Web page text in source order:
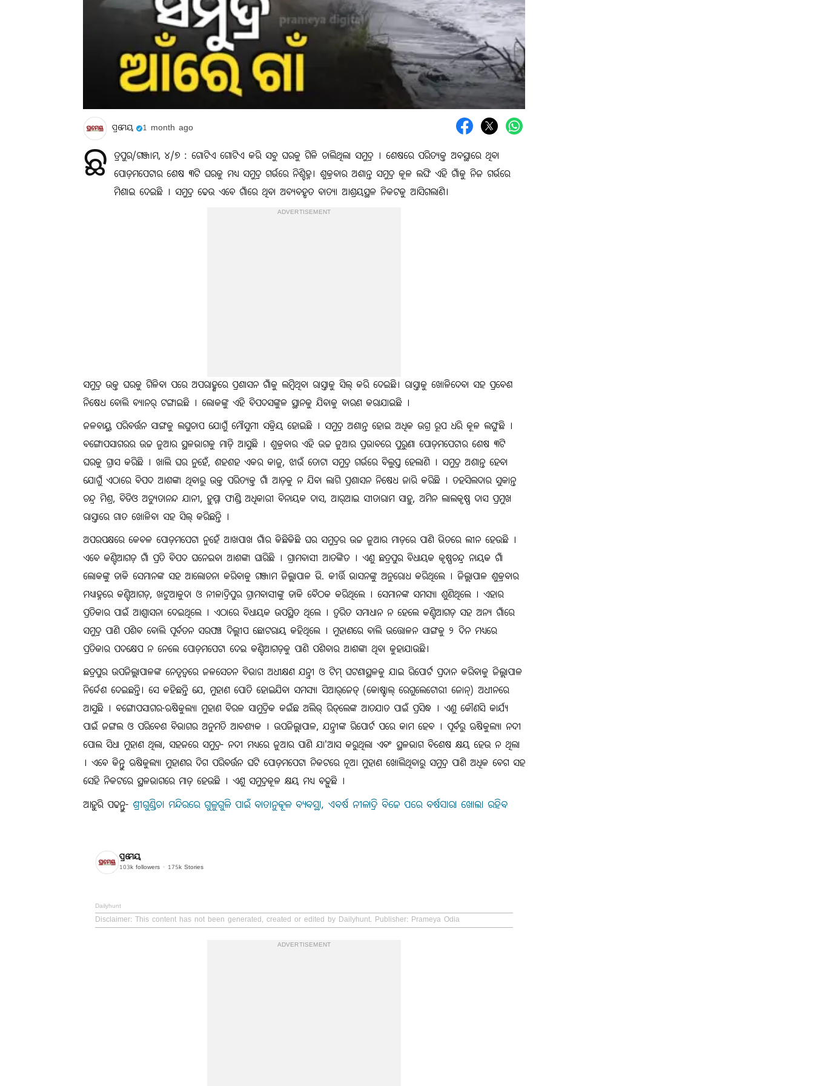
ପ୍ରମେୟ 1 month ago
ଛ ତ୍ରପୁର/ଗଞ୍ଜାମ, ୪/୭ : ଗୋଟିଏ ଗୋଟିଏ କରି ସବୁ ଘରକୁ ଗିଳି ଚାଲିଥିଲା ସମୁଦ୍ର । ଶେଷରେ ପରିତ୍ୟକ୍ତ ଅବସ୍ଥାରେ ଥିବା
ପୋଡ଼ମପେଟାର ଶେଷ ୩ଟି ଘରକୁ ମଧ୍ୟ ସମୁଦ୍ର ଗର୍ଭରେ ନିଶ୍ଚିହ୍ନ। ଶୁକ୍ରବାର ଅଶାନ୍ତ ସମୁଦ୍ର କୂଳ ଲଙ୍ଘି ଏହି ଗାଁକୁ ନିଜ ଗର୍ଭରେ
ମିଶାଇ ଦେଇଛି । ସମୁଦ୍ର ଢେଉ ଏବେ ଗାଁରେ ଥିବା ଅବ୍ୟବହୃତ ବାତ୍ୟା ଆଶ୍ରୟସ୍ଥଳ ନିକଟକୁ ଆସିଗଲାଣି।
ADVERTISEMENT
ସମୁଦ୍ର ଉକ୍ତ ଘରକୁ ଗିଳିବା ପରେ ଅପରାହ୍ଣରେ ପ୍ରଶାସନ ଗାଁକୁ ଲମ୍ବିଥିବା ରାସ୍ତାକୁ ସିଲ୍‌ କରି ଦେଇଛି। ରାସ୍ତାକୁ ଖୋଳିଦେବା ସହ ପ୍ରବେଶ
ନିଷେଧ ବୋଲି ବ୍ୟାନର୍‌ ଟଙ୍ଗାଇଛି । ଲୋକଙ୍କୁ ଏହି ବିପଦସଙ୍କୁଳ ସ୍ଥାନକୁ ଯିବାକୁ ବାରଣ କରାଯାଇଛି ।
ଜଳବାୟୁ ପରିବର୍ତ୍ତନ ସାଙ୍ଗକୁ ଲଘୁଚାପ ଯୋଗୁଁ ମୌସୁମୀ ସକ୍ରିୟ ହୋଇଛି । ସମୁଦ୍ର ଅଶାନ୍ତ ହୋଇ ଅଧିକ ଉଗ୍ର ରୂପ ଧରି କୂଳ ଲଙ୍ଘୁଛି ।
ବଙ୍ଗୋପସାଗରର ଉଚ୍ଚ ଜୁଆର ସ୍ଥଳଭାଗକୁ ମାଡ଼ି ଆସୁଛି । ଶୁକ୍ରବାର ଏହି ଉଚ୍ଚ ଜୁଆର ପ୍ରଭାବରେ ପୁରୁଣା ପୋଡ଼ମପେଟାର ଶେଷ ୩ଟି
ଘରକୁ ଗ୍ରାସ କରିଛି । ଖାଲି ଘର ନୁହେଁ, ଶହଶହ ଏକର କାଜୁ, ଝାଉଁ ତୋଟା ସମୁଦ୍ର ଗର୍ଭରେ ବିଲୁପ୍ତ ହେଲାଣି । ସମୁଦ୍ର ଅଶାନ୍ତ ହେବା
ଯୋଗୁଁ ଏଠାରେ ବିପଦ ଆଶଙ୍କା ଥିବାରୁ ଉକ୍ତ ପରିତ୍ୟକ୍ତ ଗାଁ ଆଡ଼କୁ ନ ଯିବା ଲାଗି ପ୍ରଶାସନ ନିଷେଧ ଜାରି କରିଛି । ତହସିଲଦାର ସୁକାନ୍ତ
ଚନ୍ଦ୍ର ମିଶ୍ର, ବିଡିଓ ଅଚ୍ୟୁତାନନ୍ଦ ଯାନୀ, ହୁମ୍ମା ଫାଣ୍ଡି ଅଧିକାରୀ ବିନାୟକ ଦାସ, ଆର୍‌ଆଇ ସୀତାରାମ ସାହୁ, ଅମିନ ଲାଲକୃଷ୍ଣ ଦାସ ପ୍ରମୁଖ
ରାସ୍ତାରେ ଗାତ ଖୋଳିବା ସହ ସିଲ୍‌ କରିଛନ୍ତି ।
ଅପରପକ୍ଷରେ କେବଳ ପୋଡ଼ମପେଟା ନୁହେଁ ଆଖପାଖ ଗାଁର କିଛିକିଛି ଘର ସମୁଦ୍ରର ଉଚ୍ଚ ଜୁଆର ମାଡ଼ରେ ପାଣି ଭିତରେ ଲୀନ ହେଉଛି ।
ଏବେ କଣ୍ଟିଆଗଡ଼ ଗାଁ ପ୍ରତି ବିପଦ ଘନେଇବା ଆଶଙ୍କା ଘାରିଛି । ଗ୍ରାମବାସୀ ଆତଙ୍କିତ । ଏଣୁ ଛତ୍ରପୁର ବିଧାୟକ କୃଷ୍ଣଚନ୍ଦ୍ର ନାୟକ ଗାଁ
ଲୋକଙ୍କୁ ଡାକି ସେମାନଙ୍କ ସହ ଆଲୋଚନା କରିବାକୁ ଗଞ୍ଜାମ ଜିଲ୍ଲାପାଳ ଭି. କୀର୍ତ୍ତି ଭାସନଙ୍କୁ ଅନୁରୋଧ କରିଥିଲେ । ଜିଲ୍ଲାପାଳ ଶୁକ୍ରବାର
ମଧ୍ୟାହ୍ନରେ କଣ୍ଟିଆଗଡ଼, ଖଟୁଆକୁଦା ଓ ନୀଳାଦ୍ରିପୁର ଗ୍ରାମବାସୀଙ୍କୁ ଡାକି ବୈଠକ କରିଥିଲେ । ସେମାନଙ୍କ ସମସ୍ୟା ଶୁଣିଥିଲେ । ଏହାର
ପ୍ରତିକାର ପାଇଁ ଆଶ୍ୱାସନା ଦେଇଥିଲେ । ଏଠାରେ ବିଧାୟକ ଉପସ୍ଥିତ ଥିଲେ । ତ୍ୱରିତ ସମାଧାନ ନ ହେଲେ କଣ୍ଟିଆଗଡ଼ ସହ ଅନ୍ୟ ଗାଁରେ
ସମୁଦ୍ର ପାଣି ପଶିବ ବୋଲି ପୂର୍ବତନ ସରପଞ୍ଚ ଦିଲ୍ଲୀପ ଛୋଟରାୟ କହିଥିଲେ । ମୁହାଣରେ ବାଲି ଉତ୍ତୋଳନ ସାଙ୍ଗକୁ ୨ ଦିନ ମଧ୍ୟରେ
ପ୍ରତିକାର ପଦକ୍ଷେପ ନ ନେଲେ ପୋଡ଼ମପେଟା ଦେଇ କଣ୍ଟିଆଗଡ଼କୁ ପାଣି ପଶିବାର ଆଶଙ୍କା ଥିବା କୁହାଯାଉଛି।
ଛତ୍ରପୁର ଉପଜିଲ୍ଲାପାଳଙ୍କ ନେତୃତ୍ୱରେ ଜଳସେଚନ ବିଭାଗ ଅଧୀକ୍ଷଣ ଯନ୍ତ୍ରୀ ଓ ଟିମ୍‌ ଘଟଣାସ୍ଥଳକୁ ଯାଇ ରିପୋର୍ଟ ପ୍ରଦାନ କରିବାକୁ ଜିଲ୍ଲାପାଳ
ନିର୍ଦ୍ଦେଶ ଦେଇଛନ୍ତି। ସେ କହିଛନ୍ତି ଯେ, ମୁହାଣ ପୋତି ହୋଇଯିବା ସମସ୍ୟା ସିଆର୍‌ଜେଡ୍‌ (କୋଷ୍ଟାଲ୍‌ ରେଗୁଲେଟୋରୀ ଜୋନ୍‌) ଅଧୀନରେ
ଆସୁଛି । ବଙ୍ଗୋପସାଗର-ଋଷିକୁଲ୍ୟା ମୁହାଣ ବିରଳ ସାମୁଦ୍ରିକ କଇଁଛ ଅଲିଭ୍‌ ରିଡ୍‌ଲେଙ୍କ ଆତଯାତ ପାଇଁ ପ୍ରସିଦ୍ଧ । ଏଣୁ କୌଣସି କାର୍ଯ୍ୟ
ପାଇଁ ଜଙ୍ଗଲ ଓ ପରିବେଶ ବିଭାଗର ଅନୁମତି ଆବଶ୍ୟକ । ଉପଜିଲ୍ଲାପାଳ, ଯନ୍ତ୍ରୀଙ୍କ ରିପୋର୍ଟ ପରେ କାମ ହେବ । ପୂର୍ବରୁ ଋଷିକୁଲ୍ୟା ନଦୀ
ପୋଲ ସିଧା ମୁହାଣ ଥିଲା, ସହଜରେ ସମୁଦ୍ର- ନଦୀ ମଧ୍ୟରେ ଜୁଆର ପାଣି ଯା'ଆସ କରୁଥିଲା ଏବଂ ସ୍ଥଳଭାଗ ବିଶେଷ କ୍ଷୟ ହେଉ ନ ଥିଲା
। ଏବେ କିନ୍ତୁ ଋଷିକୁଲ୍ୟା ମୁହାଣର ଦିଗ ପରିବର୍ତ୍ତନ ଘଟି ପୋଡ଼ମପେଟା ନିକଟରେ ନୂଆ ମୁହାଣ ଖୋଲିଥିବାରୁ ସମୁଦ୍ର ପାଣି ଅଧିକ ବେଗ ସହ
ସେହି ନିକଟରେ ସ୍ଥଳଭାଗରେ ମାଡ଼ ହେଉଛି । ଏଣୁ ସମୁଦ୍ରକୂଳ କ୍ଷୟ ମଧ୍ୟ ବଢ଼ୁଛି ।
ଆହୁରି ପଢନ୍ତୁ- ଶ୍ରୀଗୁଣ୍ଡିଚା ମନ୍ଦିରରେ ଗୁଳୁଗୁଳି ପାଇଁ ବାତାନୁକୂଳ ବ୍ୟବସ୍ଥା, ଏବର୍ଷ ନୀଳାଦ୍ରି ବିଜେ ପରେ ବର୍ଷସାରା ଖୋଲା ରହିବ
ପ୍ରମେୟ
103k followers 175k Stories
Dailyhunt
Disclaimer: This content has not been generated, created or edited by Dailyhunt. Publisher: Prameya Odia
ADVERTISEMENT